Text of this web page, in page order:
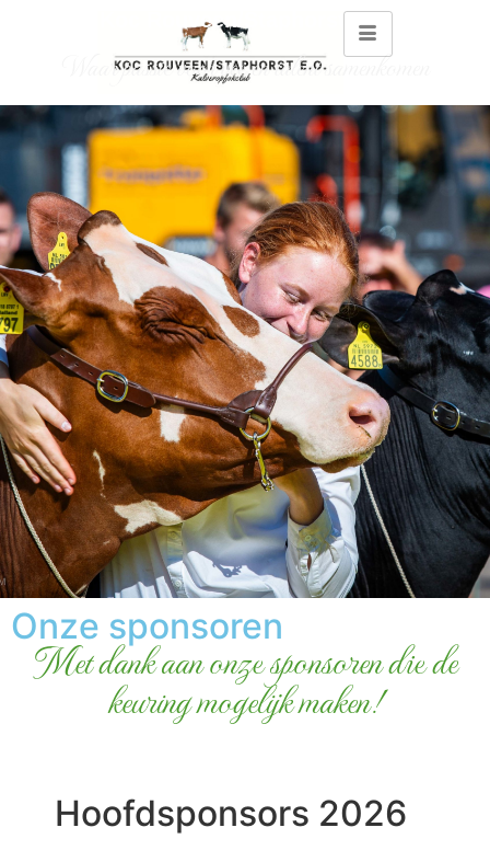
Koc Rouveen/Staphorst e.o.
Waar passie voor vee en talent samenkomen
Onze sponsoren
Met dank aan onze sponsoren die de
keuring mogelijk maken!
Hoofdsponsors 2026